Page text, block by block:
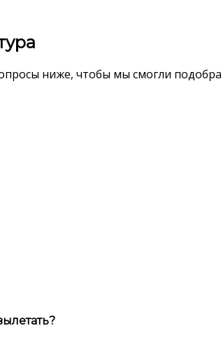
ниже, чтобы мы смогли